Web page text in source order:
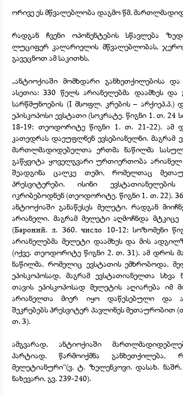
ორივე ეს მწვალებლობა დაგმო წმ.
რადგან ჩვენი ოპონენტების სწავლება
ლუციფერ კალარიელის მწვალებლობას,
გავეცნოთ ამ საკითხს.
„ანტიოქიაში მომხდარი განხეთქილებისა
ასეთია: 330 წელს არიანელებმა დაამხეს და
სარწმუნოების (I მსოფლ. კრების – არქიეპ.პ.)
ეპისკოპოსი ევსტათი (სოკრატე. წიგნი 1. თ. 24
18-19; თეოდორიტე წიგნი 1. თ. 21-22). ამ
კათედრას დაეუფლნენ ევსებიანელნი.
მართლმადიდებელთა ერთმა ნაწილმა
გაწყვიტა ყოველგვარი ურთიერთობა არიანელ
შეადგინა ცალკე თემი, რომელთაც
პრესვიტერები. ისინი
იკრიბებოდნენ (თეოდორიტე. წიგნი 1. თ. 22).
ანტიოქიაში განაწესეს მელეტი, რადგან
არიანელი. მაგრამ მელეტი აღმოჩნდა
(Бароний. л. 360. число 10-12; სოზომენი
არიანელებმა მელეტი დაამხეს და მის
(იქვე. თეოდორიტე წიგნი 2. თ. 31). ამ დროს
ნაწილმა, რომელიც ევსტათის ემხრობოდა,
ეპისკოპოსად, მაგრამ ევსტათიანელთა სხვა
თავის ეპისკოპოსად მელეტის აღიარება
არიანელთა მიერ იყო დაწესებული და
შეკრებებს პრესვიტერ პავლინეს მეთაურობით
თ. 3).
ამგვარად, ანტიოქიაში
პარტიად. წარმოიქმნა განხეთქილება,
მელეტიანური“(ვ. ტ. ზელენკოვი. დასახ.
ნახევარი. გვ. 239-240).